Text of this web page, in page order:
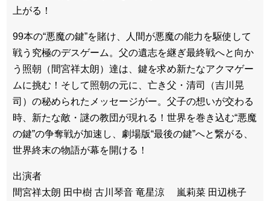
上がる！
99本の“悪魔の鍵”を賭け、人間が悪魔の能力を駆使して
戦う究極のデスゲーム。父の遺志を継ぎ最終戦へと向か
う照朝（間宮祥太朗）達は、鍵を求め新たなアクマゲー
ムに挑む！そして照朝の元に、亡き父・清司（吉川晃
司）の秘められたメッセージがー。父子の想いが交わる
時、新たな敵・謎の教団が現れる！世界を巻き込む“悪魔
の鍵”の争奪戦が加速し、劇場版“最後の鍵”へと繋がる、
世界終末の物語が幕を開ける！
出演者
間宮祥太朗 田中樹 古川琴音 竜星涼 嵐莉菜 田辺桃子